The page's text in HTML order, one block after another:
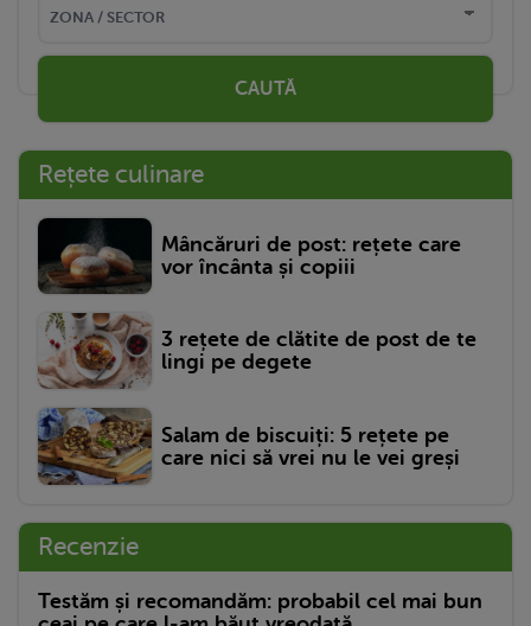
CAUTĂ
Rețete culinare
Mâncăruri de post: rețete care
vor încânta și copiii
3 rețete de clătite de post de te
lingi pe degete
Salam de biscuiți: 5 rețete pe
care nici să vrei nu le vei greși
Recenzie
Testăm și recomandăm: probabil cel mai bun